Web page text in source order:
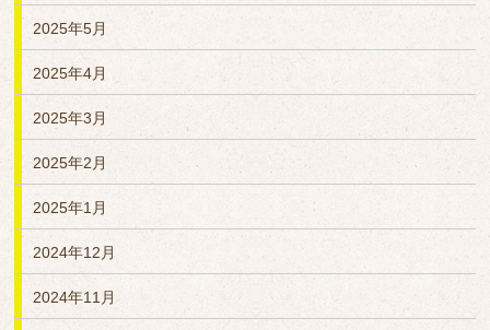
2025年5月
2025年4月
2025年3月
2025年2月
2025年1月
2024年12月
2024年11月